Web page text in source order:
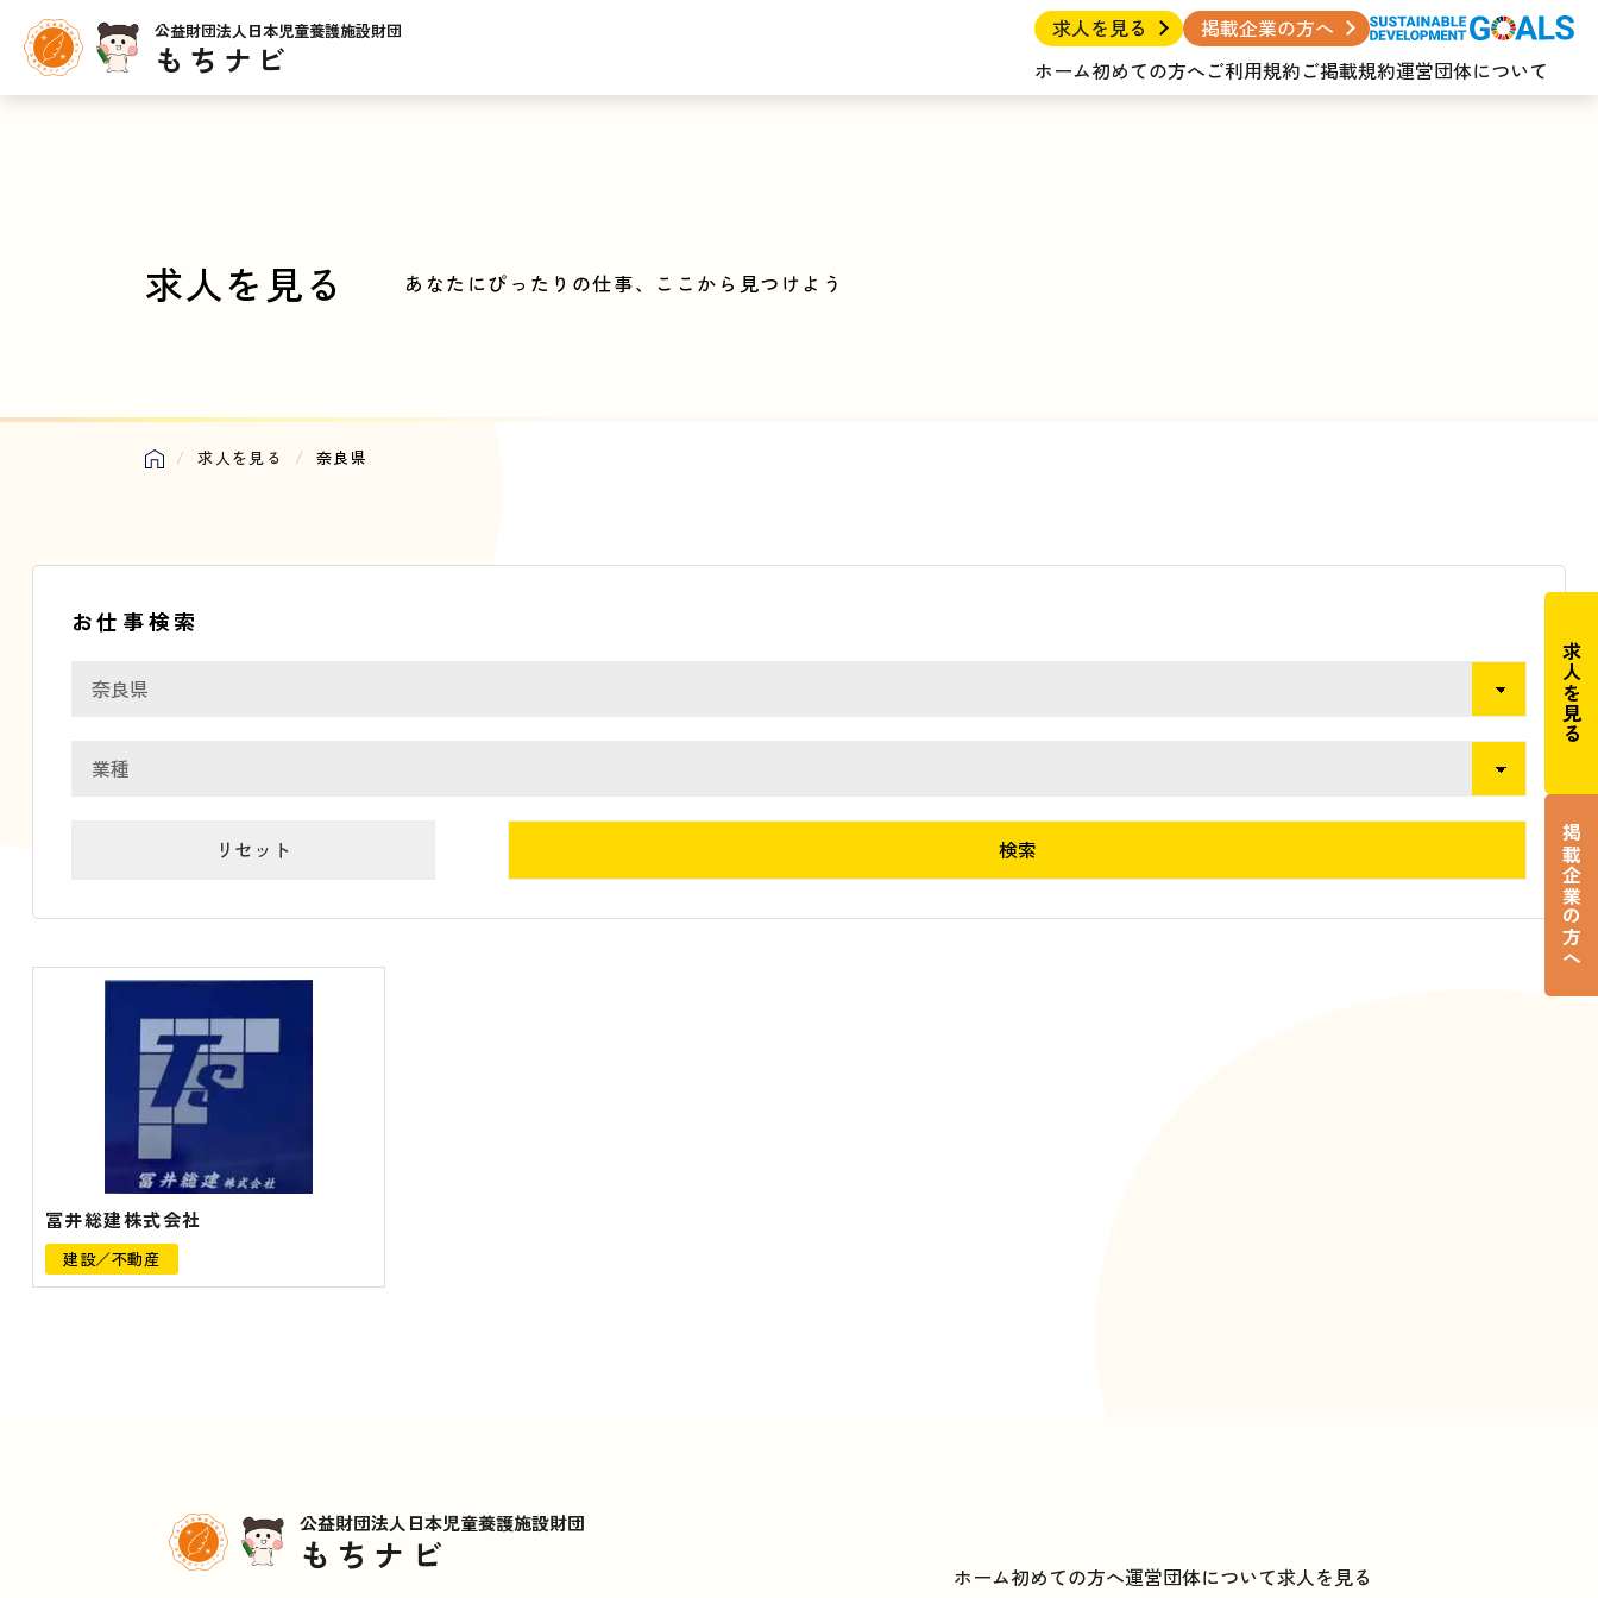
公益財団法人日本児童養護施設財団
もちナビ
求人を見る
掲載企業の方へ
ホーム初めての方へご利用規約ご掲載規約運営団体について
求人を見る
掲載企業の方へ
求人を見る あなたにぴったりの仕事、ここから見つけよう
求人を見る 奈良県
お仕事検索
リセット
冨井総建株式会社
建設／不動産
公益財団法人日本児童養護施設財団
もちナビ
ホーム初めての方へ運営団体について求人を見る